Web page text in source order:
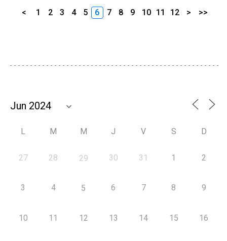
< 1 2 3 4 5 6 7 8 9 10 11 12 > >>
L M M J V S D
27 28 29 30 31 1 2
3 4 5 6 7 8 9
10 11 12 13 14 15 16